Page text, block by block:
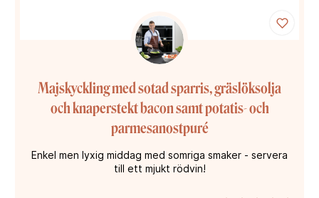
Majskyckling med sotad sparris, gräslöksolja
och knaperstekt bacon samt potatis- och
parmesanostpuré
Enkel men lyxig middag med somriga smaker - servera
till ett mjukt rödvin!